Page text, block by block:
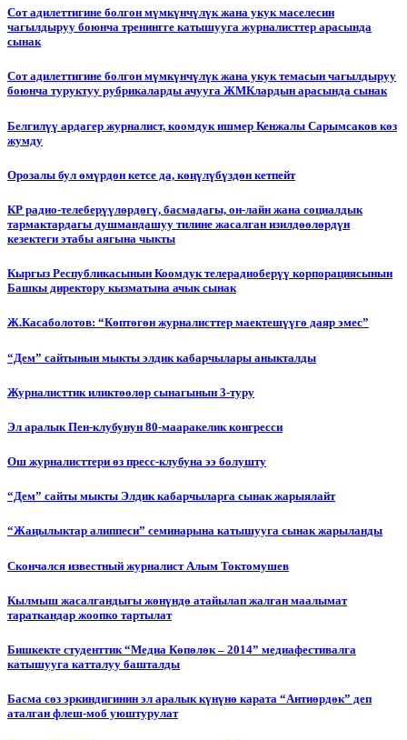
Сот адилеттигине болгон мүмкүнчүлүк жана укук маселесин
чагылдыруу боюнча тренингге катышууга журналисттер арасында
сынак
Сот адилеттигине болгон мүмкүнчүлүк жана укук темасын чагылдыруу
боюнча туруктуу рубрикаларды ачууга ЖМКлардын арасында сынак
Белгилүү ардагер журналист, коомдук ишмер Кенжалы Сарымсаков көз
жумду
Орозалы бул өмүрдөн кетсе да, көңүлүбүздөн кетпейт
КР радио-телеберүүлөрдөгү, басмадагы, он-лайн жана социалдык
тармактардагы душмандашуу тилине жасалган изилдөөлөрдүн
кезектеги этабы аягына чыкты
Кыргыз Республикасынын Коомдук телерадиоберүү корпорациясынын
Башкы директору кызматына ачык сынак
Ж.Касаболотов: “Көптөгөн журналисттер маектешүүгө даяр эмес”
“Дем” сайтынын мыкты элдик кабарчылары аныкталды
Журналисттик иликтөөлөр сынагынын 3-туру
Эл аралык Пен-клубунун 80-мааракелик конгресси
Ош журналисттери өз пресс-клубуна ээ болушту
“Дем” сайты мыкты Элдик кабарчыларга сынак жарыялайт
“Жаңылыктар алиппеси” семинарына катышууга сынак жарыланды
Cкончался известный журналист Алым Токтомушев
Кылмыш жасалгандыгы жөнүндө атайылап жалган маалымат
тараткандар жоопко тартылат
Бишкекте студенттик “Медиа Көпөлөк – 2014” медиафестивалга
катышууга катталуу башталды
Басма сөз эркиндигинин эл аралык күнүнө карата “Антиөрдөк” деп
аталган флеш-моб уюштурулат